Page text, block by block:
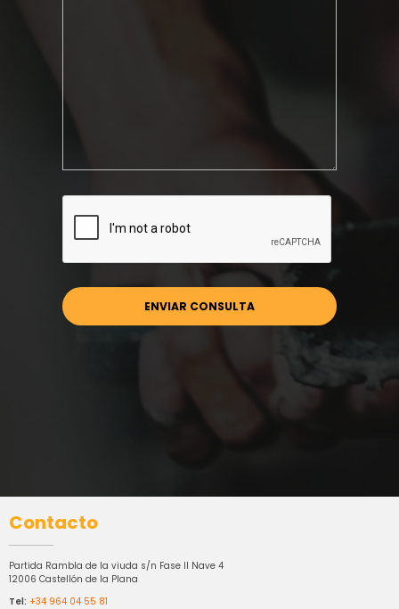
Contacto
Partida Rambla de la viuda s/n Fase II Nave 4
12006 Castellón de la Plana
Tel: +34 964 04 55 81